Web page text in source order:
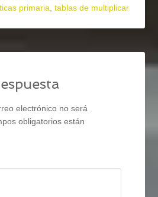
primaria ,tablas de multiplicar
electrónico no será
obligatorios están